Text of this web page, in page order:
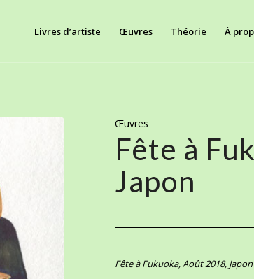
Livres d’artiste Œuvres Théorie À
Œuvres
Fête à
Japon
Fête à Fukuoka, Août 2018, Japon